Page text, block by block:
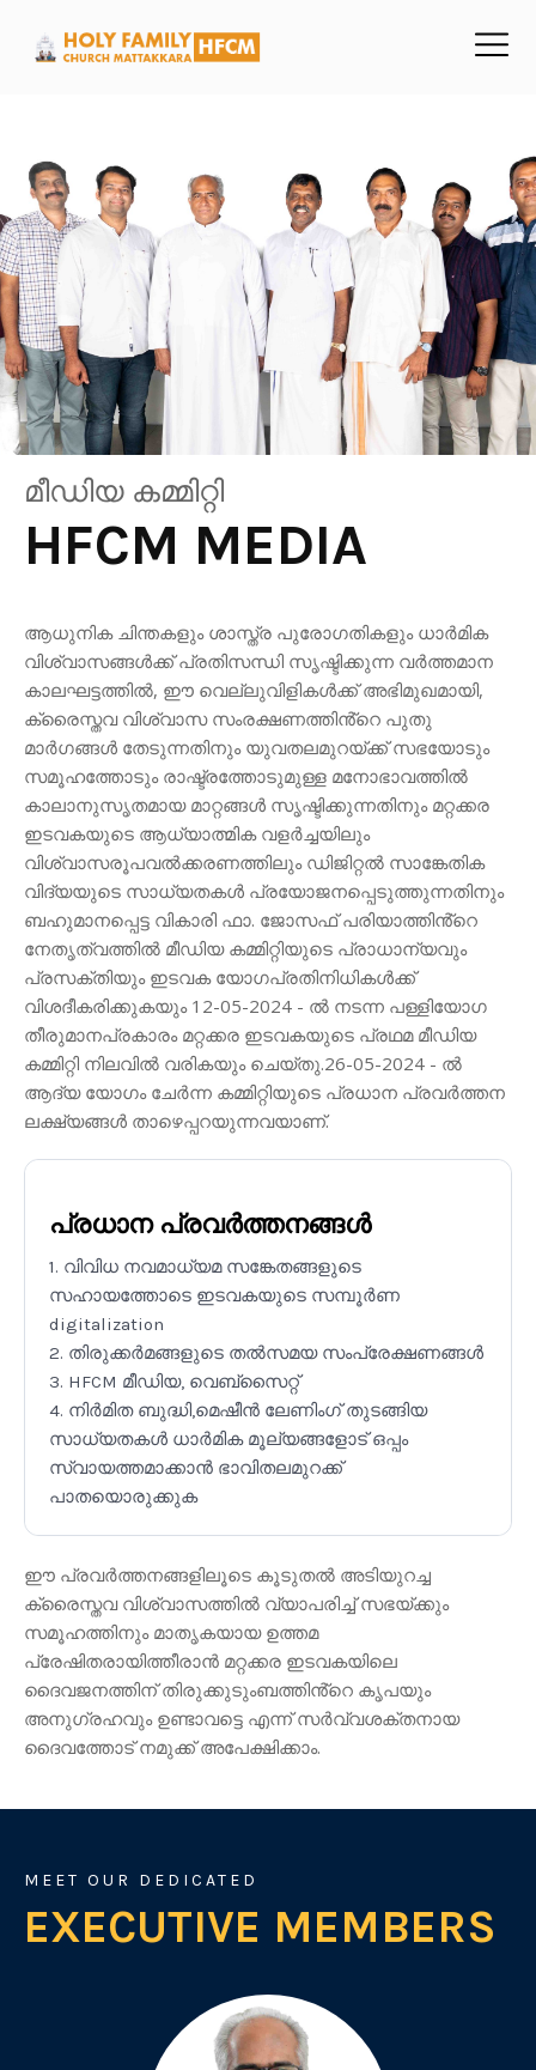
മീഡിയ കമ്മിറ്റി
HFCM MEDIA
ആധുനിക ചിന്തകളും ശാസ്ത്ര പുരോഗതികളും ധാർമിക
വിശ്വാസങ്ങൾക്ക് പ്രതിസന്ധി സൃഷ്ടിക്കുന്ന വർത്തമാന
കാലഘട്ടത്തിൽ, ഈ വെല്ലുവിളികൾക്ക് അഭിമുഖമായി,
ക്രൈസ്തവ വിശ്വാസ സംരക്ഷണത്തിൻ്റെ പുതു
മാർഗങ്ങൾ തേടുന്നതിനും യുവതലമുറയ്ക്ക് സഭയോടും
സമൂഹത്തോടും രാഷ്ട്രത്തോടുമുള്ള മനോഭാവത്തിൽ
കാലാനുസൃതമായ മാറ്റങ്ങൾ സൃഷ്ടിക്കുന്നതിനും മറ്റക്കര
ഇടവകയുടെ ആധ്യാത്മിക വളർച്ചയിലും
വിശ്വാസരൂപവൽക്കരണത്തിലും ഡിജിറ്റൽ സാങ്കേതിക
വിദ്യയുടെ സാധ്യതകൾ പ്രയോജനപ്പെടുത്തുന്നതിനും
ബഹുമാനപ്പെട്ട വികാരി ഫാ. ജോസഫ് പരിയാത്തിൻ്റെ
നേതൃത്വത്തിൽ മീഡിയ കമ്മിറ്റിയുടെ പ്രാധാന്യവും
പ്രസക്തിയും ഇടവക യോഗപ്രതിനിധികൾക്ക്
വിശദീകരിക്കുകയും 12-05-2024 - ൽ നടന്ന പള്ളിയോഗ
തീരുമാനപ്രകാരം മറ്റക്കര ഇടവകയുടെ പ്രഥമ മീഡിയ
കമ്മിറ്റി നിലവിൽ വരികയും ചെയ്തു.26-05-2024 - ൽ
ആദ്യ യോഗം ചേർന്ന കമ്മിറ്റിയുടെ പ്രധാന പ്രവർത്തന
ലക്ഷ്യങ്ങൾ താഴെപ്പറയുന്നവയാണ്.
പ്രധാന പ്രവർത്തനങ്ങൾ
1. വിവിധ നവമാധ്യമ സങ്കേതങ്ങളുടെ
സഹായത്തോടെ ഇടവകയുടെ സമ്പൂർണ
digitalization
2. തിരുക്കർമങ്ങളുടെ തൽസമയ സംപ്രേക്ഷണങ്ങൾ
3. HFCM മീഡിയ, വെബ്സൈറ്റ്
4. നിർമിത ബുദ്ധി,മെഷീൻ ലേണിംഗ് തുടങ്ങിയ
സാധ്യതകൾ ധാർമിക മൂല്യങ്ങളോട് ഒപ്പം
സ്വായത്തമാക്കാൻ ഭാവിതലമുറക്ക്
പാതയൊരുക്കുക
ഈ പ്രവർത്തനങ്ങളിലൂടെ കൂടുതൽ അടിയുറച്ച
ക്രൈസ്തവ വിശ്വാസത്തിൽ വ്യാപരിച്ച് സഭയ്ക്കും
സമൂഹത്തിനും മാതൃകയായ ഉത്തമ
പ്രേഷിതരായിത്തീരാൻ മറ്റക്കര ഇടവകയിലെ
ദൈവജനത്തിന് തിരുക്കുടുംബത്തിൻ്റെ കൃപയും
അനുഗ്രഹവും ഉണ്ടാവട്ടെ എന്ന് സർവ്വശക്തനായ
ദൈവത്തോട് നമുക്ക് അപേക്ഷിക്കാം.
MEET OUR DEDICATED
EXECUTIVE MEMBERS